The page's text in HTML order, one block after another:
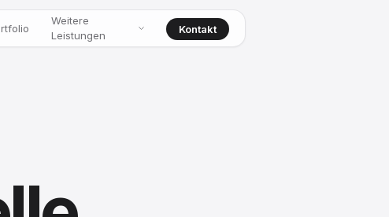
Weitere
Leistungen
Kontakt